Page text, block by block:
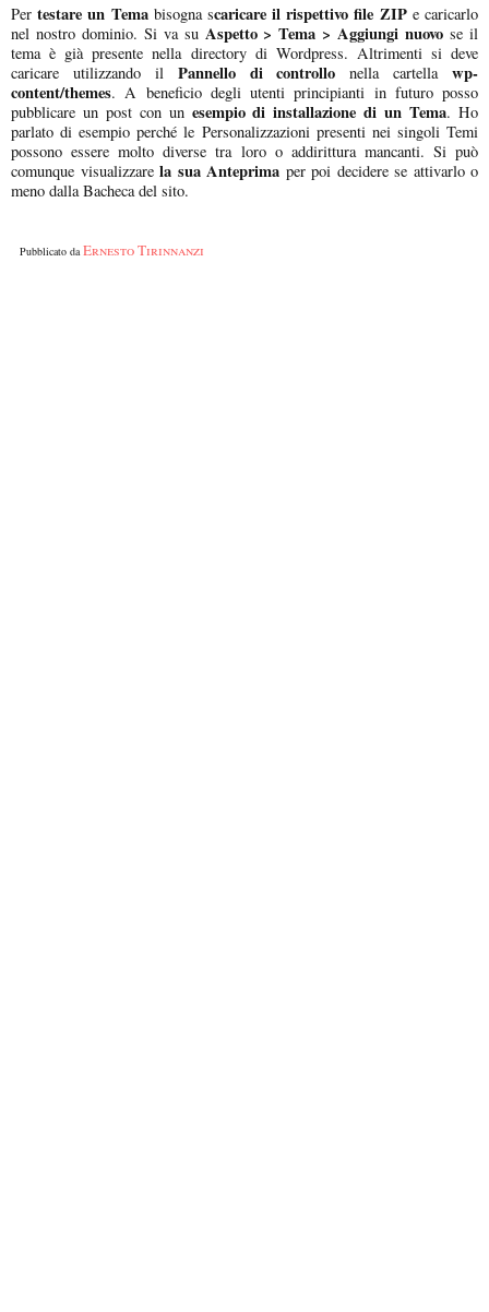
Pertestare un Temabisogna scaricare il rispettivo file ZIPe caricarlo
nel nostro dominio. Si va su Aspetto > Tema > Aggiungi nuovo se il
tema è già presente nella directory di Wordpress. Altrimenti si deve
caricare utilizzando il Pannello di controllonella cartella wp-
content/themes. A beneficio degli utenti principianti in futuro posso
pubblicare un post con unesempio di installazione di un Tema. Ho
parlato di esempio perché le Personalizzazioni presenti nei singoli Temi
possono essere molto diverse tra loro o addirittura mancanti. Si può
comunque visualizzare la sua Anteprima per poi decidere se attivarlo o
meno dalla Bacheca del sito.
Pubblicato daErnesto Tirinnanzi